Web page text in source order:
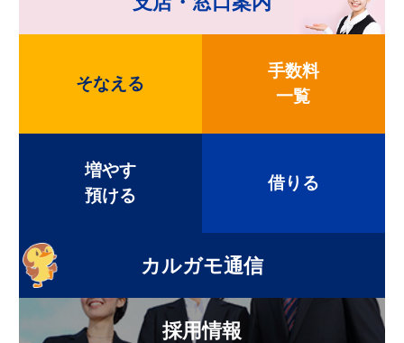
そなえる
手数料
一覧
増やす
預ける
借りる
カルガモ通信
採用情報